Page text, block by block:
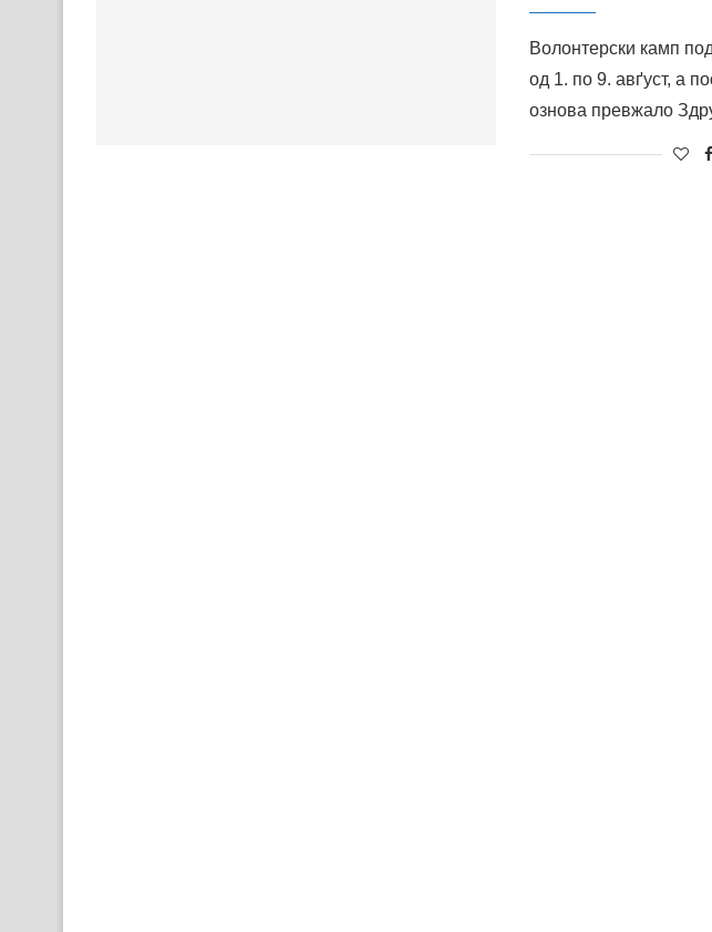
Волонтерски камп
од 1. по 9. авґуст, а
ознова превжало